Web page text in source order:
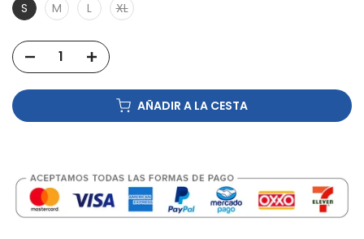
S
M L XL
AÑADIR A LA CESTA